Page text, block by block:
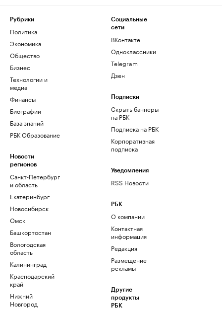
Рубрики
Политика
Экономика
Общество
Бизнес
Технологии и
медиа
Финансы
Биографии
База знаний
РБК Образование
Новости
регионов
Санкт-Петербург
и область
Екатеринбург
Новосибирск
Омск
Башкортостан
Вологодская
область
Калининград
Краснодарский
край
Нижний
Новгород
Социальные
сети
ВКонтакте
Одноклассники
Telegram
Дзен
Подписки
Скрыть баннеры
на РБК
Подписка на РБК
Корпоративная
подписка
Уведомления
RSS Новости
РБК
О компании
Контактная
информация
Редакция
Размещение
рекламы
Другие
продукты
РБК